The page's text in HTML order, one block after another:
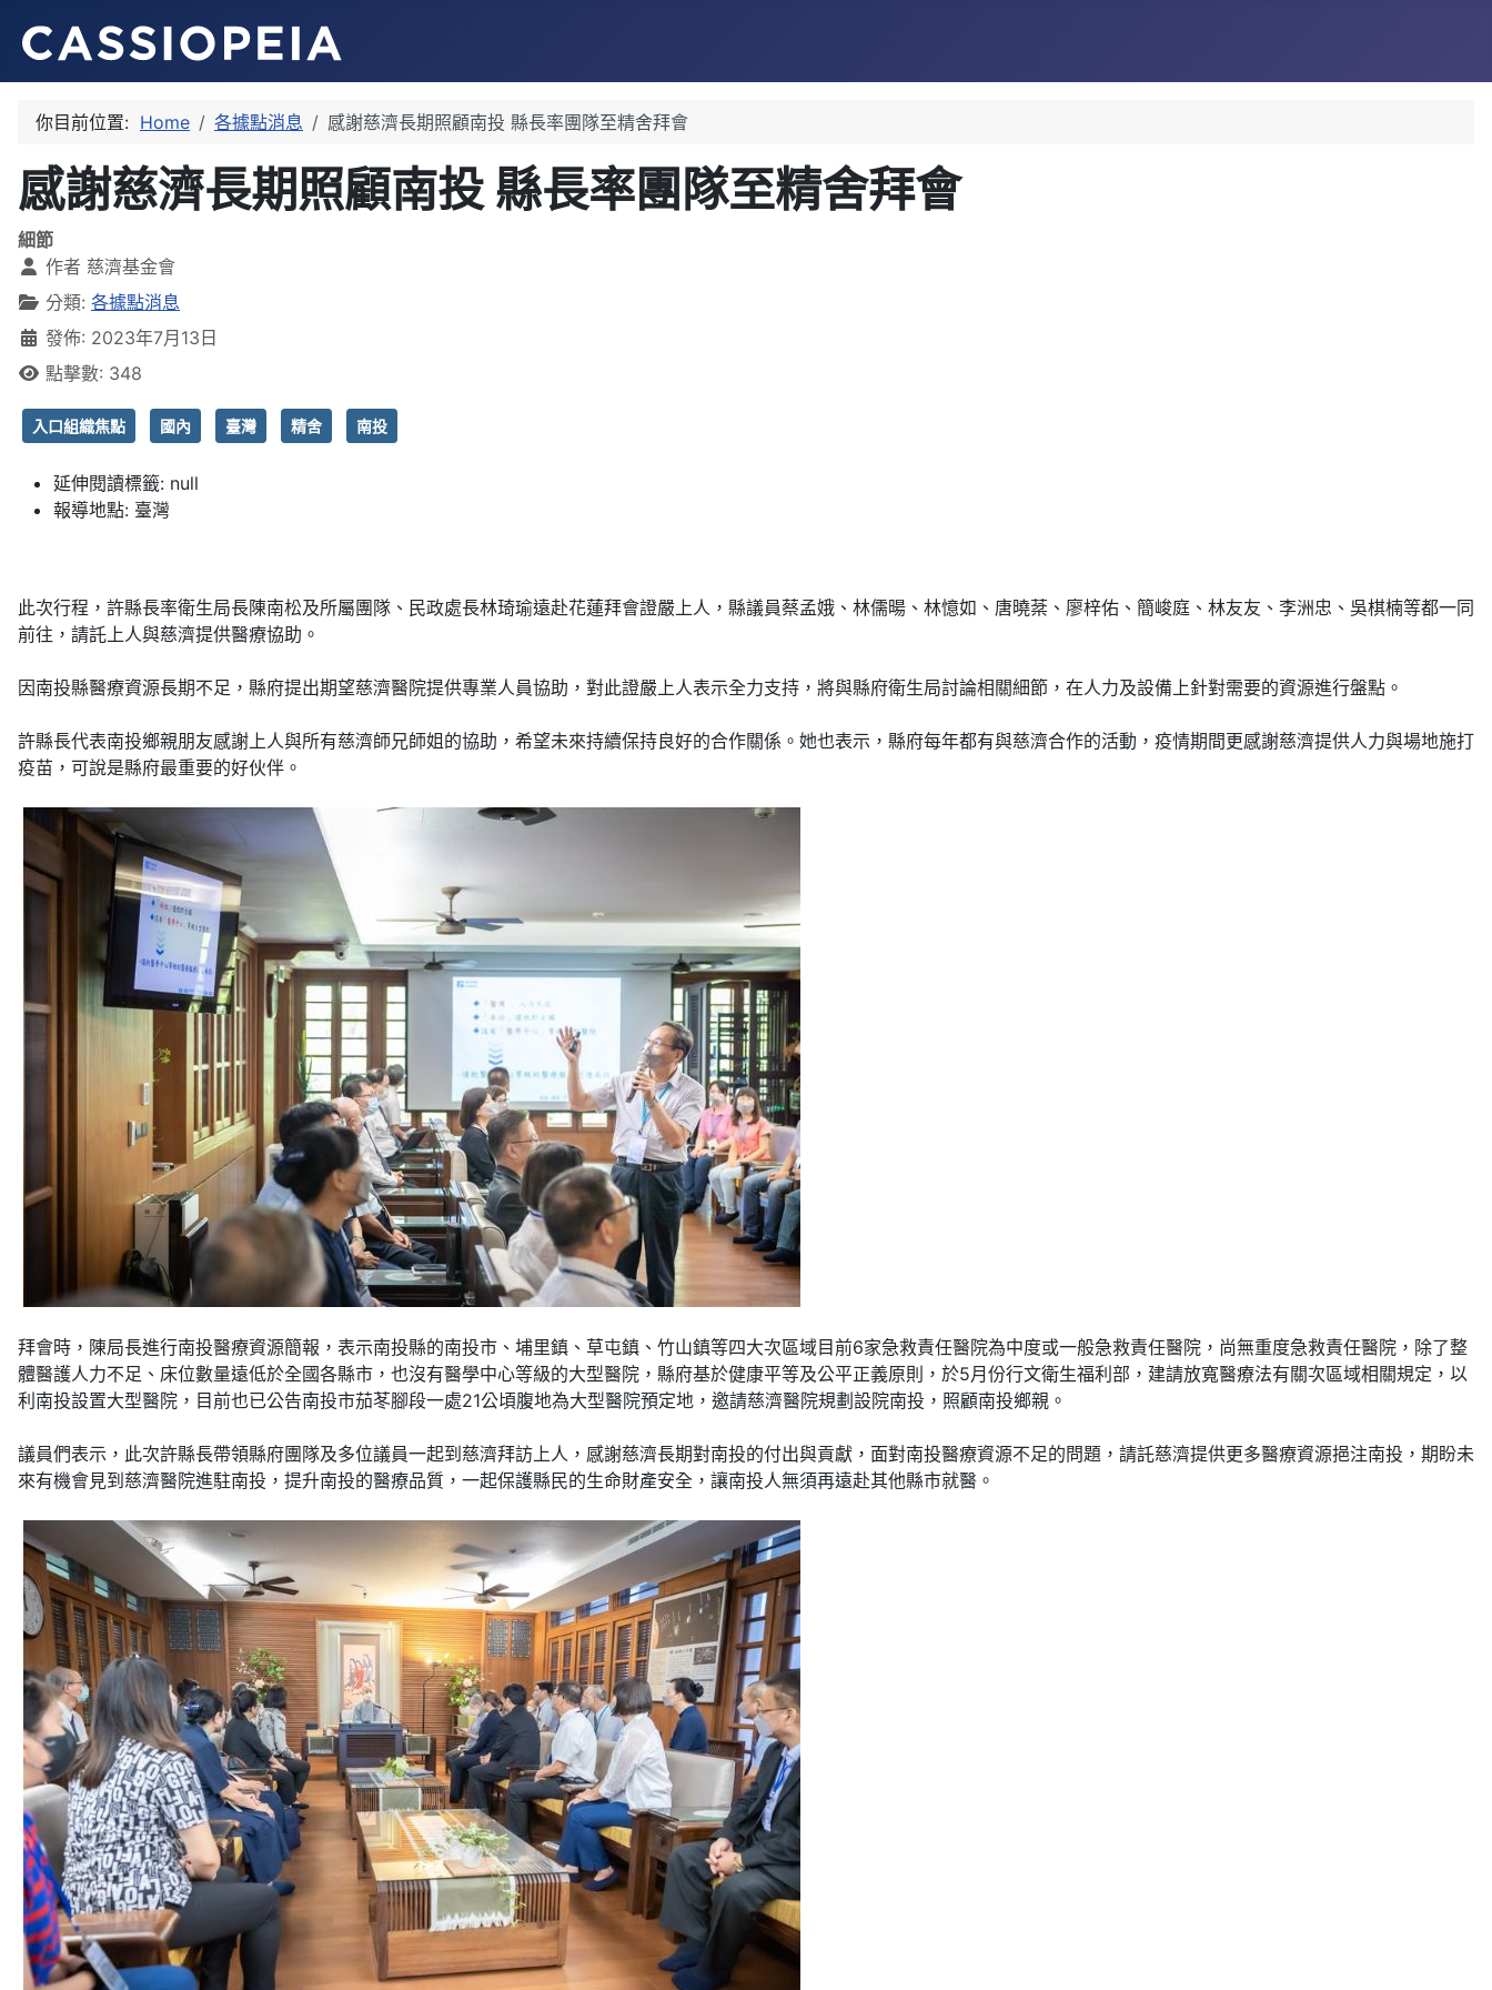
你目前位置: Home 各據點消息 感謝慈濟長期照顧南投 縣長率團隊至精舍拜會
感謝慈濟長期照顧南投 縣長率團隊至精舍拜會
細節
作者 慈濟基金會
分類: 各據點消息
發佈: 2023年7月13日
點擊數: 348
入口組織焦點 國內 臺灣 精舍 南投
延伸閱讀標籤: null
報導地點: 臺灣
此次行程，許縣長率衛生局長陳南松及所屬團隊、民政處長林琦瑜遠赴花蓮拜會證嚴上人，縣議員蔡孟娥、林儒暘、林憶如、唐曉棻、廖梓佑、簡峻庭、林友友、李洲忠、吳棋楠等都一同
前往，請託上人與慈濟提供醫療協助。
因南投縣醫療資源長期不足，縣府提出期望慈濟醫院提供專業人員協助，對此證嚴上人表示全力支持，將與縣府衛生局討論相關細節，在人力及設備上針對需要的資源進行盤點。
許縣長代表南投鄉親朋友感謝上人與所有慈濟師兄師姐的協助，希望未來持續保持良好的合作關係。她也表示，縣府每年都有與慈濟合作的活動，疫情期間更感謝慈濟提供人力與場地施打
疫苗，可說是縣府最重要的好伙伴。
拜會時，陳局長進行南投醫療資源簡報，表示南投縣的南投市、埔里鎮、草屯鎮、竹山鎮等四大次區域目前6家急救責任醫院為中度或一般急救責任醫院，尚無重度急救責任醫院，除了整
體醫護人力不足、床位數量遠低於全國各縣市，也沒有醫學中心等級的大型醫院，縣府基於健康平等及公平正義原則，於5月份行文衛生福利部，建請放寬醫療法有關次區域相關規定，以
利南投設置大型醫院，目前也已公告南投市茄苳腳段一處21公頃腹地為大型醫院預定地，邀請慈濟醫院規劃設院南投，照顧南投鄉親。
議員們表示，此次許縣長帶領縣府團隊及多位議員一起到慈濟拜訪上人，感謝慈濟長期對南投的付出與貢獻，面對南投醫療資源不足的問題，請託慈濟提供更多醫療資源挹注南投，期盼未
來有機會見到慈濟醫院進駐南投，提升南投的醫療品質，一起保護縣民的生命財產安全，讓南投人無須再遠赴其他縣市就醫。